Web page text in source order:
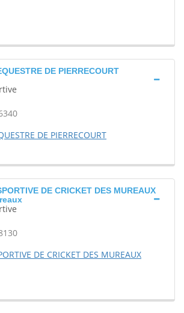
DE PIERRECOURT
DE PIERRECOURT
DE CRICKET DES MUREAUX
DE CRICKET DES MUREAUX